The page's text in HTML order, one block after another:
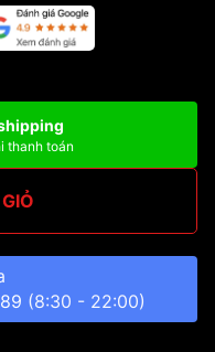
thanh toán
(8:30 - 22:00)